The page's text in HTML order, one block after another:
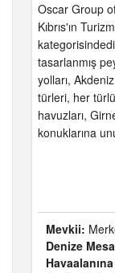
Oscar Group
Kıbrıs'ın
tasarlanmış
yolları,
türleri, her
havuzları,
konuklarına
Mevkii:
Denize